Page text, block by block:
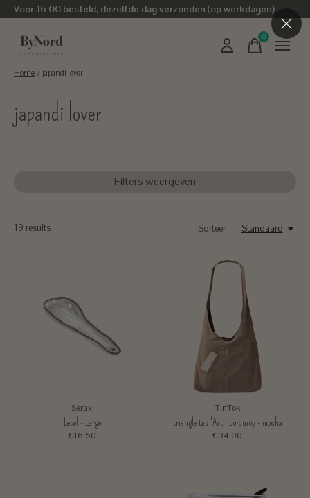
Voor 16.00 besteld, dezelfde dag verzonden (op werkdagen)
0items
Home / japandi lover
japandi lover
Filters weergeven
19 results Sorteer — Standaard
Serax
Lepel - Large
€16,50
TinTok
triangle tas 'Arti' corduroy - mocha
€94,00